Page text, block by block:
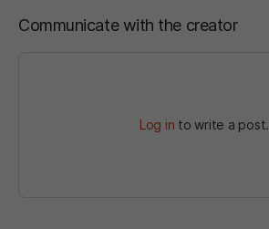
Communicate with the creator
Log in to write a post.